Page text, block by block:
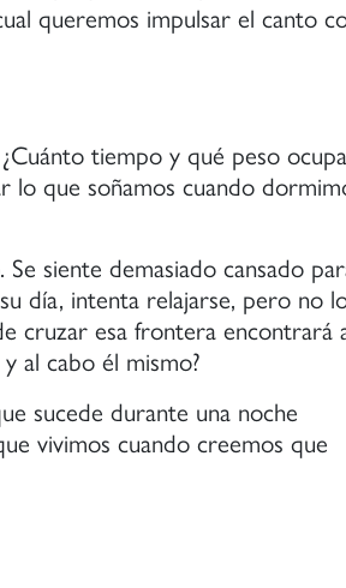
queremos impulsar el canto
tiempo y qué peso
lo que soñamos cuando
siente demasiado cansado
día, intenta relajarse, pero no
cruzar esa frontera encontrará
al cabo él mismo?
sucede durante una noche
vivimos cuando creemos que